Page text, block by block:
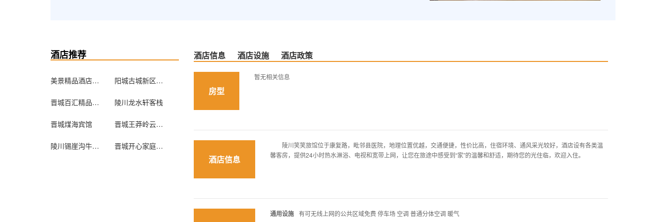
酒店推荐
美景精品酒店（晋城建设路店） 阳城古城新区农家乐接待处
晋城百汇精品酒店 陵川龙水轩客栈
晋城煤海宾馆 晋城王莽岭云海客栈
陵川锡崖沟牛家客栈 晋城开心家庭短租公寓
酒店信息 酒店设施 酒店政策
房型
暂无相关信息
酒店信息
陵川笑笑旅馆位于康复路，毗邻县医院，地理位置优越，交通便捷，性价比高，住宿环境、通风采光较好，酒店设有各类温
馨客房，提供24小时热水淋浴、电视和宽带上网，让您在旅途中感受到“家”的温馨和舒适，期待您的光住临，欢迎入住。
通用设施 有可无线上网的公共区域免费 停车场 空调 普通分体空调 暖气